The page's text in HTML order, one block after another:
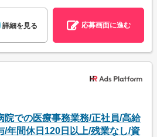
詳細を見る 応募画面に進む
院での医療事務業務/正社員/高給
/年間休日120日以上/残業なし/資